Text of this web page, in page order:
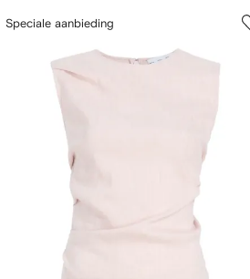
Speciale aanbieding